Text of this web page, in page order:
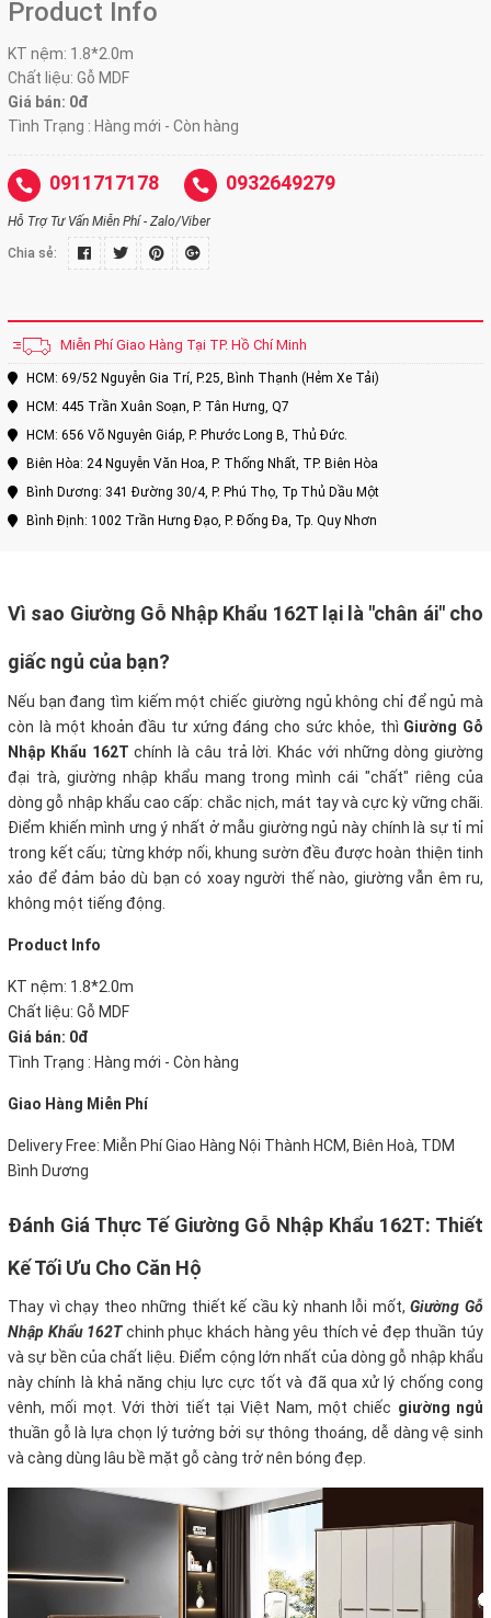
Product Info
KT nệm: 1.8*2.0m
Chất liệu: Gỗ MDF
Giá bán: 0đ
Tình Trạng : Hàng mới - Còn hàng
0911717178 0932649279
Hỗ Trợ Tư Vấn Miễn Phí - Zalo/Viber
Chia sẻ:
Miễn Phí Giao Hàng Tại TP. Hồ Chí Minh
HCM: 69/52 Nguyễn Gia Trí, P.25, Bình Thạnh (Hẻm Xe Tải)
HCM: 445 Trần Xuân Soạn, P. Tân Hưng, Q7
HCM: 656 Võ Nguyên Giáp, P. Phước Long B, Thủ Đức.
Biên Hòa: 24 Nguyễn Văn Hoa, P. Thống Nhất, TP. Biên Hòa
Bình Dương: 341 Đường 30/4, P. Phú Thọ, Tp Thủ Dầu Một
Bình Định: 1002 Trần Hưng Đạo, P. Đống Đa, Tp. Quy Nhơn
Vì sao Giường Gỗ Nhập Khẩu 162T lại là "chân ái" cho
giấc ngủ của bạn?
Nếu bạn đang tìm kiếm một chiếc giường ngủ không chỉ để ngủ mà
còn là một khoản đầu tư xứng đáng cho sức khỏe, thì Giường Gỗ
Nhập Khẩu 162T chính là câu trả lời. Khác với những dòng giường
đại trà, giường nhập khẩu mang trong mình cái "chất" riêng của
dòng gỗ nhập khẩu cao cấp: chắc nịch, mát tay và cực kỳ vững chãi.
Điểm khiến mình ưng ý nhất ở mẫu giường ngủ này chính là sự tỉ mỉ
trong kết cấu; từng khớp nối, khung sườn đều được hoàn thiện tinh
xảo để đảm bảo dù bạn có xoay người thế nào, giường vẫn êm ru,
không một tiếng động.
Product Info
KT nệm: 1.8*2.0m
Chất liệu: Gỗ MDF
Giá bán: 0đ
Tình Trạng : Hàng mới - Còn hàng
Giao Hàng Miễn Phí
Delivery Free: Miễn Phí Giao Hàng Nội Thành HCM, Biên Hoà, TDM
Bình Dương
Đánh Giá Thực Tế Giường Gỗ Nhập Khẩu 162T: Thiết
Kế Tối Ưu Cho Căn Hộ
Thay vì chạy theo những thiết kế cầu kỳ nhanh lỗi mốt,Giường Gỗ
Nhập Khẩu 162Tchinh phục khách hàng yêu thích vẻ đẹp thuần túy
và sự bền của chất liệu. Điểm cộng lớn nhất của dòng gỗ nhập khẩu
này chính là khả năng chịu lực cực tốt và đã qua xử lý chống cong
vênh, mối mọt. Với thời tiết tại Việt Nam, một chiếc giường ngủ
thuần gỗ là lựa chọn lý tưởng bởi sự thông thoáng, dễ dàng vệ sinh
và càng dùng lâu bề mặt gỗ càng trở nên bóng đẹp.